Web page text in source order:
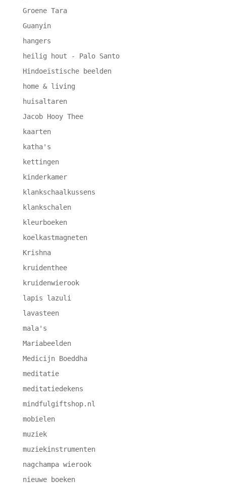
Groene Tara
Guanyin
hangers
heilig hout - Palo Santo
Hindoeïstische beelden
home & living
huisaltaren
Jacob Hooy Thee
kaarten
katha's
kettingen
kinderkamer
klankschaalkussens
klankschalen
kleurboeken
koelkastmagneten
Krishna
kruidenthee
kruidenwierook
lapis lazuli
lavasteen
mala's
Mariabeelden
Medicijn Boeddha
meditatie
meditatiedekens
mindfulgiftshop.nl
mobielen
muziek
muziekinstrumenten
nagchampa wierook
nieuwe boeken